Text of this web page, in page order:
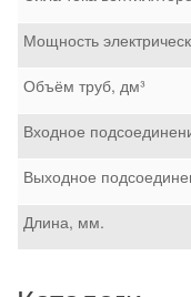
Мощность
Объём труб, дм³
Входное
Выходное
Длина, мм.